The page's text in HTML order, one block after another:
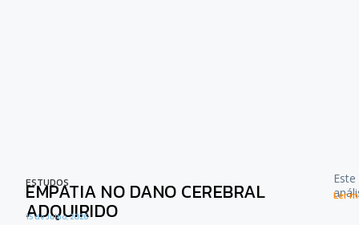
ESTUDOS
EMPATIA NO DANO CEREBRAL
ADQUIRIDO
15 de Julho, 2026
Ler